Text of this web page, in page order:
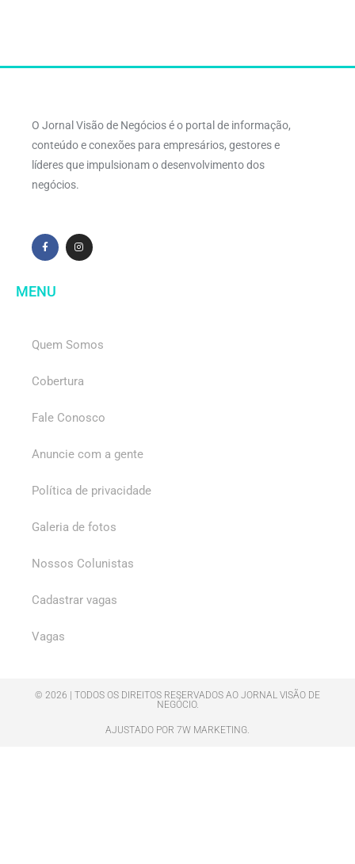
O Jornal Visão de Negócios é o portal de informação,
conteúdo e conexões para empresários, gestores e
líderes que impulsionam o desenvolvimento dos
negócios.
MENU
Quem Somos
Cobertura
Fale Conosco
Anuncie com a gente
Política de privacidade
Galeria de fotos
Nossos Colunistas
Cadastrar vagas
Vagas
© 2026 | TODOS OS DIREITOS RESERVADOS AO JORNAL VISÃO DE
NEGÓCIO.
AJUSTADO POR 7W MARKETING.